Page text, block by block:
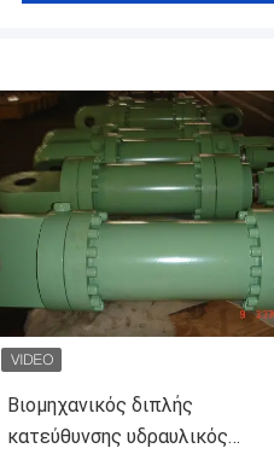
Βιομηχανικός διπλής
κατεύθυνσης υδραυλικός